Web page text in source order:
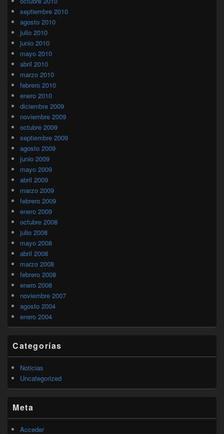
septiembre 2010
agosto 2010
julio 2010
junio 2010
mayo 2010
abril 2010
marzo 2010
febrero 2010
enero 2010
diciembre 2009
noviembre 2009
octubre 2009
septiembre 2009
agosto 2009
junio 2009
mayo 2009
abril 2009
marzo 2009
febrero 2009
enero 2009
octubre 2008
julio 2008
mayo 2008
abril 2008
marzo 2008
febrero 2008
enero 2008
noviembre 2007
agosto 2004
enero 2004
Categorías
Noticias
Uncategorized
Meta
Acceder